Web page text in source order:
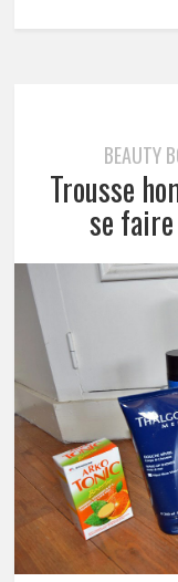
BEAUTY
Trousse
se